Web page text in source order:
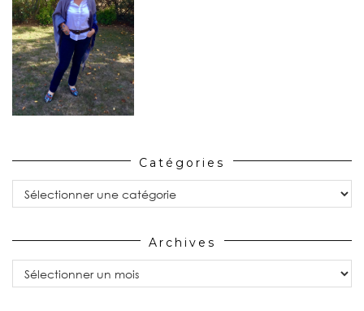
Catégories
Catégories
Archives
Archives